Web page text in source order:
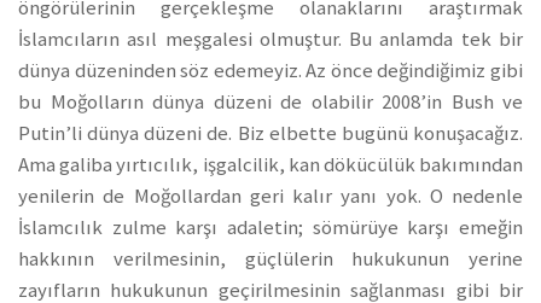
öngörülerinin gerçekleşme olanaklarını araştırmak
İslamcıların asıl meşgalesi olmuştur. Bu anlamda tek bir
dünya düzeninden söz edemeyiz. Az önce değindiğimiz gibi
bu Moğolların dünya düzeni de olabilir 2008’in Bush ve
Putin’li dünya düzeni de. Biz elbette bugünü konuşacağız.
Ama galiba yırtıcılık, işgalcilik, kan dökücülük bakımından
yenilerin de Moğollardan geri kalır yanı yok. O nedenle
İslamcılık zulme karşı adaletin; sömürüye karşı emeğin
hakkının verilmesinin, güçlülerin hukukunun yerine
zayıfların hukukunun geçirilmesinin sağlanması gibi bir